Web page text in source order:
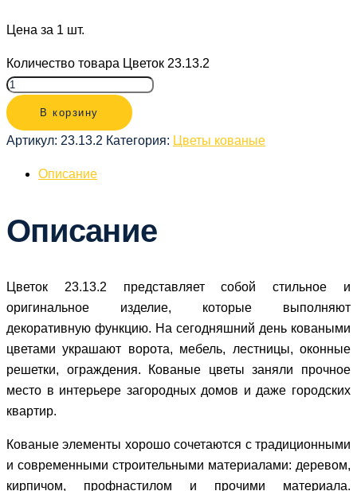
Цена за 1 шт.
Количество товара Цветок 23.13.2
В корзину
Артикул: 23.13.2 Категория: Цветы кованые
Описание
Описание
Цветок 23.13.2 представляет собой стильное и
оригинальное изделие, которые выполняют
декоративную функцию. На сегодняшний день коваными
цветами украшают ворота, мебель, лестницы, оконные
решетки, ограждения. Кованые цветы заняли прочное
место в интерьере загородных домов и даже городских
квартир.
Кованые элементы хорошо сочетаются с традиционными
и современными строительными материалами: деревом,
кирпичом, профнастилом и прочими материала.